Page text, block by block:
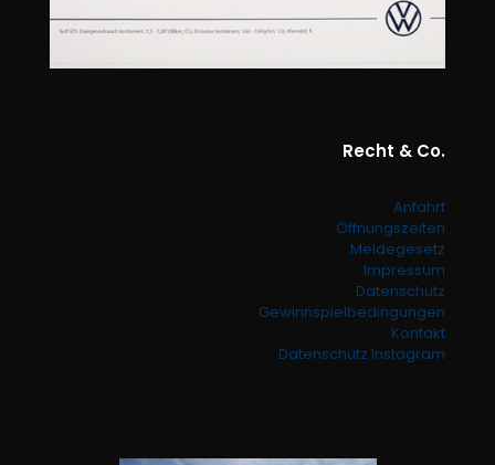
Recht & Co.
Anfahrt
Öffnungszeiten
Meldegesetz
Impressum
Datenschutz
Gewinnspielbedingungen
Kontakt
Datenschutz Instagram